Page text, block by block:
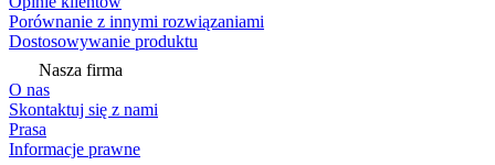
Porównanie z innymi rozwiązaniami
Dostosowywanie produktu
Nasza firma
O nas
Skontaktuj się z nami
Prasa
Informacje prawne